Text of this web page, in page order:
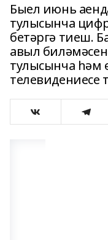
Быел июнь
тулысынча
бетәргә тиеш.
авыл
тулысынча һәм
телевидениесе